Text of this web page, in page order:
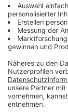
Auch wir
Entscheidung
Bei uns im
zu hören: Am
FDP, am 04.
07. September
September